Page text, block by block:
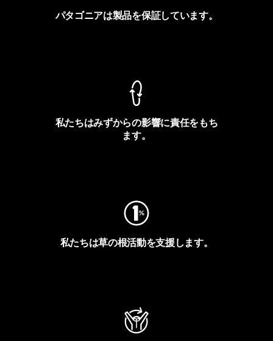
パタゴニアは製品を保証しています。
私たちはみずからの影響に責任をもち
ます。
私たちは草の根活動を支援します。